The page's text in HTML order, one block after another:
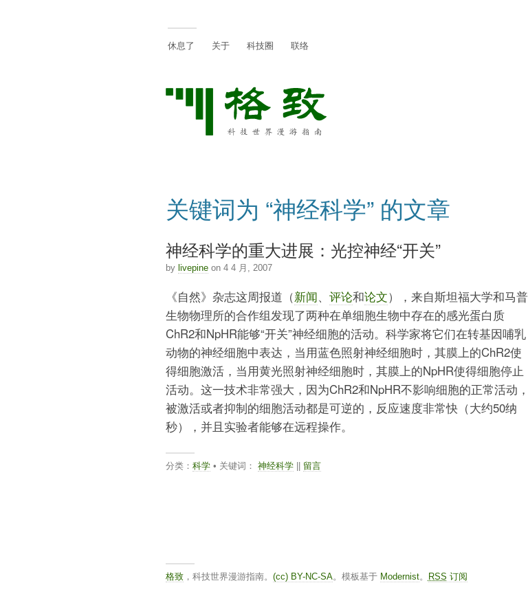
休息了 关于 科技圈 联络
关键词为 “神经科学” 的文章
神经科学的重大进展：光控神经“开关”
by livepineon 4 4 月, 2007
《自然》杂志这周报道（新闻、 评论和论文），来自斯坦福大学和马普
生物物理所的合作组发现了两种在单细胞生物中存在的感光蛋白质
ChR2和NpHR能够“开关”神经细胞的活动。科学家将它们在转基因哺乳
动物的神经细胞中表达，当用蓝色照射神经细胞时，其膜上的ChR2使
得细胞激活，当用黄光照射神经细胞时，其膜上的NpHR使得细胞停止
活动。这一技术非常强大，因为ChR2和NpHR不影响细胞的正常活动，
被激活或者抑制的细胞活动都是可逆的，反应速度非常快（大约50纳
秒），并且实验者能够在远程操作。
分类： 科学• 关键词： 神经科学|| 留言
格致，科技世界漫游指南。 (cc) BY-NC-SA。模板基于 Modernist。 RSS 订阅